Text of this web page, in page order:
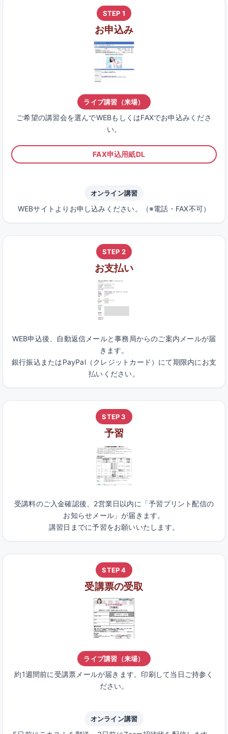
STEP 1
お申込み
ライブ講習（来場）
ご希望の講習会を選んでWEBもしくはFAXでお申込みくださ
い。
FAX申込用紙DL
オンライン講習
WEBサイトよりお申し込みください。（※電話・FAX不可）
STEP 2
お支払い
WEB申込後、自動返信メールと事務局からのご案内メールが届
きます。
銀行振込またはPayPal（クレジットカード）にて期限内にお支
払いください。
STEP 3
予習
受講料のご入金確認後、2営業日以内に「予習プリント配信の
お知らせメール」が届きます。
講習日までに予習をお願いいたします。
STEP 4
受講票の受取
ライブ講習（来場）
約1週間前に受講票メールが届きます。印刷して当日ご持参く
ださい。
オンライン講習